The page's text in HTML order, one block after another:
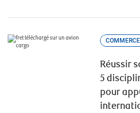
Réussir
5
pour